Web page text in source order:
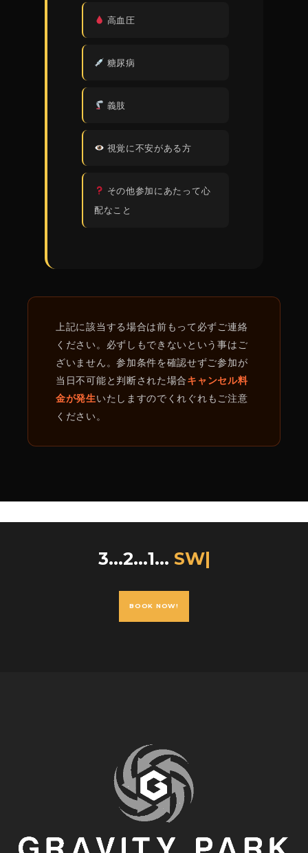
高血圧
糖尿病
義肢
視覚に不安がある方
その他参加にあたって心
配なこと
上記に該当する場合は前もって必ずご連絡
ください。必ずしもできないという事はご
ざいません。参加条件を確認せずご参加が
当日不可能と判断された場合キャンセル料
金が発生いたしますのでくれぐれもご注意
ください。
3...2...1... |
BOOK NOW!